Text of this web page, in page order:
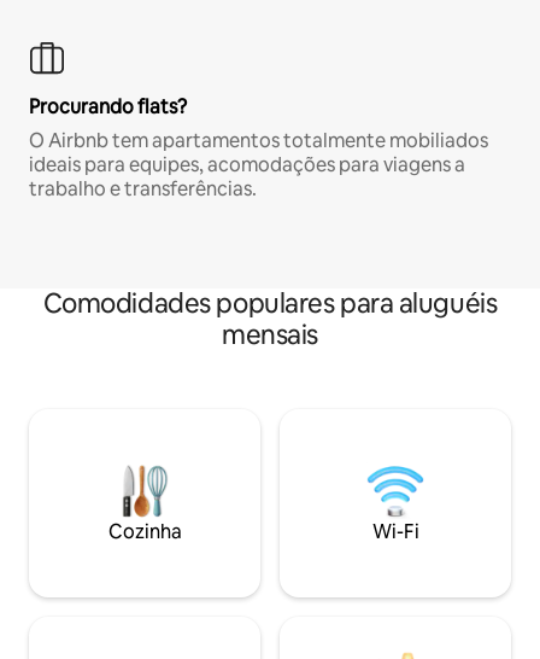
Procurando flats?
O Airbnb tem apartamentos totalmente mobiliados
ideais para equipes, acomodações para viagens a
trabalho e transferências.
Comodidades populares para aluguéis
mensais
Cozinha Wi-Fi